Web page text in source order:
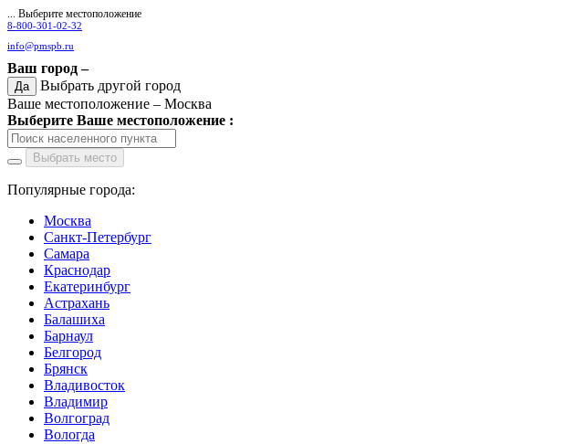
... Выберите местоположение
8-800-301-02-32
info@pmspb.ru
Ваш город –
Да
Выбрать другой город
Ваше местоположение – Москва
Выберите Ваше местоположение :
Выбрать место
Популярные города:
Москва
Санкт-Петербург
Самара
Краснодар
Екатеринбург
Астрахань
Балашиха
Барнаул
Белгород
Брянск
Владивосток
Владимир
Волгоград
Вологда